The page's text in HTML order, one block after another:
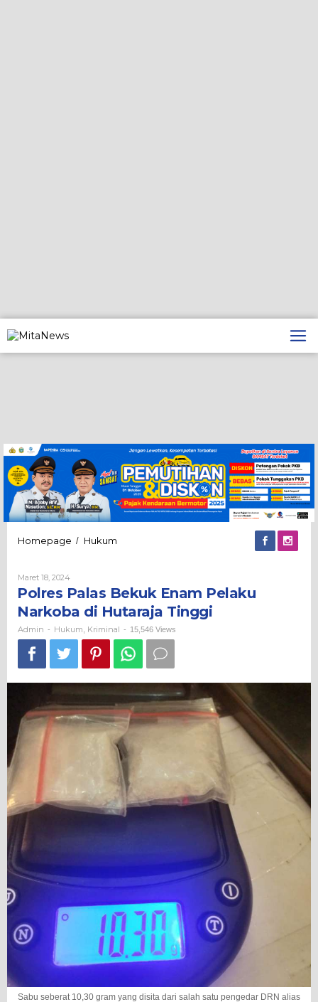
ke
konten
Homepage / Hukum
Pelaku
di
Hutaraja
Tinggi
Maret 18, 2024Oleh
Admin
Polres Palas Bekuk Enam Pelaku
Narkoba di Hutaraja Tinggi
Admin - Hukum Kriminal - 15,546 Views
Sabu seberat 10,30 gram yang disita dari salah satu pengedar DRN alias